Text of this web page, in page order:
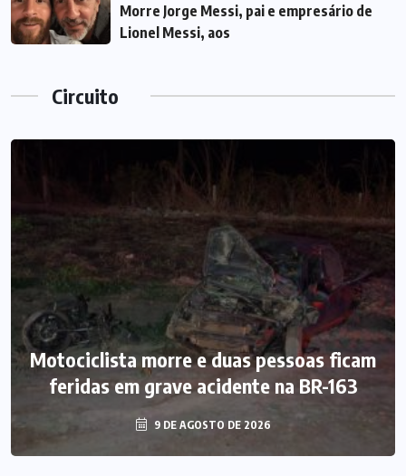
Morre Jorge Messi, pai e empresário de
Lionel Messi, aos
Circuito
Motociclista morre e duas pessoas ficam
feridas em grave acidente na BR-163
9 DE AGOSTO DE 2026